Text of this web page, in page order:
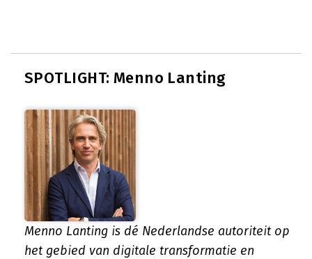
SPOTLIGHT: Menno Lanting
Menno Lanting is dé Nederlandse autoriteit op
het gebied van digitale transformatie en